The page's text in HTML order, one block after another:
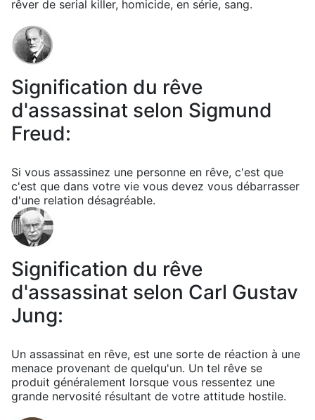
rêver de serial killer, homicide, en série, sang.
Signification du rêve
d'assassinat selon Sigmund
Freud:
Si vous assassinez une personne en rêve, c'est que
c'est que dans votre vie vous devez vous débarrasser
d'une relation désagréable.
Signification du rêve
d'assassinat selon Carl Gustav
Jung:
Un assassinat en rêve, est une sorte de réaction à une
menace provenant de quelqu'un. Un tel rêve se
produit généralement lorsque vous ressentez une
grande nervosité résultant de votre attitude hostile.